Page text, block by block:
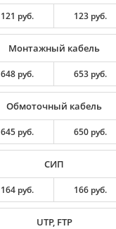
121 руб. 123 руб.
Монтажный кабель
648 руб. 653 руб.
Обмоточный кабель
645 руб. 650 руб.
СИП
164 руб. 166 руб.
UTP, FTP